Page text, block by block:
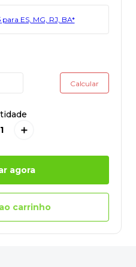
para ES, MG, RJ, BA*
＋
agora
carrinho